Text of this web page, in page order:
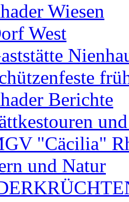
Wiesen
West
Berichte
"Cäcilia"
und Natur